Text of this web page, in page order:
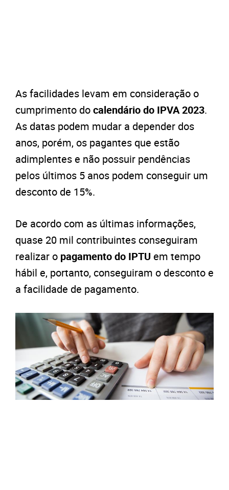
As facilidades levam em consideração o
cumprimento docalendário do IPVA 2023.
As datas podem mudar a depender dos
anos, porém, os pagantes que estão
adimplentes e não possuir pendências
pelos últimos 5 anos podem conseguir um
desconto de 15%.
De acordo com as últimas informações,
quase 20 mil contribuintes conseguiram
realizar o pagamento do IPTU em tempo
hábil e, portanto, conseguiram o desconto e
a facilidade de pagamento.